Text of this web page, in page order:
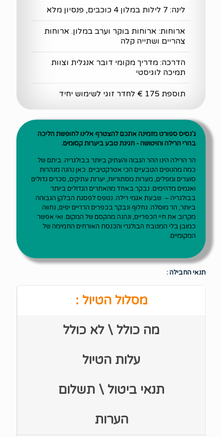
לינה: 7 לילות במלון 4 כוכבים, פנסיון מלא
ארוחות: ארוחות בוקר וערב במלון. ארוחות
צהריים ושתייה קלה
הדרכה: מדריך מקומי דובר אנגלית וצוות
תמיכה לוגיסטי
תוספת 175 € לחדר זוגי לשימוש יחיד
ג'נסיס ספורט מזמינה אתכם להצטרף אלינו לחופשת הליכה
בהרי הרילה והויטושה - חגיגת טבע ביערות קסומים.
הר הרילה הינו ההר הגבוה והעתיק ביותר בבולגריה. ביתם של
כמה מהנופים הטבעיים הכי אטרקטיביים. כאן נהנה מנהרות
סוערים ומפלים, מערות מסתוריות, יערות עתיקים, סכרים גדולים
ואגמים מדהימים. נבקר באחד מהאתרים הגדולים ביותר
בבולגריה – שבעת אגמי רילה. נטפס לפסגת הבלקן הגבוהה
ביותר, הר מוסלה. נחלוף ונבקר בכפרים הרריים יפים, נחווה
מקרוב את חיי הכפריים, ונהנה מהקסם של המקום. ואי אפשר
כמובן בלי המטבח הבולגרי והכנסת האורחים החמימה של
המקומיים.
תנאי החבילה :
מסלול הטיול :
מה כולל \ לא כולל
עלות הטיול
תנאי ביטול \ תשלום
הערות